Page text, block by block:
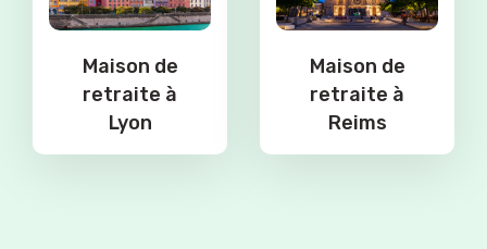
Maison de
retraite à
Lyon
Maison de
retraite à
Reims